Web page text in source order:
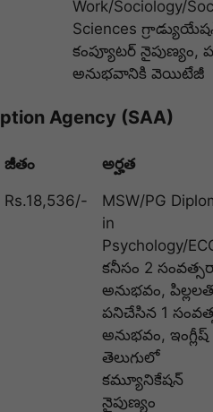
Work/Sociology/
Sciences
కంప్యూటర్ నైపుణ్యం,
అనుభవానికి వెయిటేజీ
Agency (SAA)
జీతం అర్హత
Rs.18,536/-
MSW/PG
in
Psychology/
కనీసం 2
అనుభవం,
పనిచేసిన 1
అనుభవం, ఇంగ్లీష్
తెలుగులో
కమ్యూనికేషన్
నైపుణ్యం